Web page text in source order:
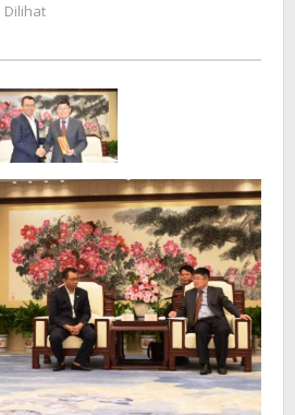
Tua
Jadi
Kota
Muda
dan
Modern
Dilihat